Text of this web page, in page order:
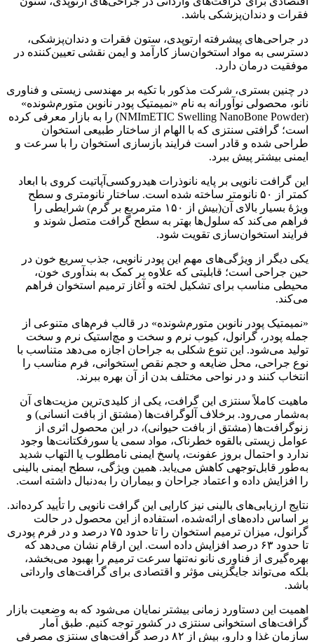
فقرات و دندان‌پزشکی باشد.
در جراحی‌های پیشرفته ارتوپدی، ستون فقرات و دندان‌پزشکی،
دسترسی به مواد استخوان‌ساز کارآمد و ایمن نقشی تعیین‌کننده در
موفقیت درمان دارد.
در چنین بستری، شرکت مذکور با تکیه بر مهندسی زیستی و فناوری
نانو، محصولی نوآورانه به نام «نمیمتیک پودر نانوبن متورم‌شونده»
(NMImETIC Swelling NanoBone Powder) را به بازار معرفی کرده
است؛ گرافتی سنتزی که با الهام از ساختار طبیعی استخوان
طراحی شده و قادر است فرایند بازسازی استخوان را با سرعت و
ایمنی بیشتر پیش ببرد.
این گرافت نانویی بر پایه نانوذرات هیدروکسی‌آپاتیت کروی با ابعاد
کمتر از ۵۰ نانومتر ساخته شده است. ساختار نانومتری و سطح
ویژۀ بسیار بالای آن(بیش از ۱۵۰ مترمربع بر گرم) شرایطی را
فراهم می‌کند که سلول‌ها بهتر به سطح گرافت متصل شوند و
فرایند استخوان‌سازی تقویت شود.
یکی دیگر از ویژگی‌های مهم این پودر نانویی، جذب سریع خون در
حین جراحی است؛ قابلیتی که علاوه بر کمک به بندآوری خون،
محیطی مناسب برای تشکیل لخته و آغاز ترمیم استخوان فراهم
می‌کند.
«نمیمتیک پودر نانوبن متورم‌شونده» در قالب فرم‌های متنوعی از
جمله پودر، گرانول، کیوب نرم و سخت و مچ‌استیک نرم و سخت
تولید می‌شود. این تنوع شکلی به جراحان اجازه می‌دهد متناسب با
نوع جراحی، محل ضایعه و حجم نقص استخوانی، فرم مناسب را
انتخاب کنند و در نواحی مختلف بدن از آن بهره ببرند.
ماهیت کاملاً سنتزی این گرافت، یکی از کلیدی‌ترین مزیت‌های آن
به‌شمار می‌رود. برخلاف آلوگرافت‌ها (مشتق از بافت انسانی) و
زنوگرافت‌ها (مشتق از بافت حیوانی)، در این محصول اثری از
عوامل زیستی بالقوه خطرناک، مواد سمی یا سورفکتانت‌ها وجود
ندارد و احتمال بروز عفونت، پاسخ ایمنی نامطلوب یا التهاب شدید
به‌طور قابل‌توجهی کاهش می‌یابد. همین ویژگی، سطح ایمنی بالینی
را افزایش داده و اعتماد جراحان و بیماران را به‌دنبال داشته است.
نتایج ارزیابی‌های بالینی نیز کارایی این گرافت نانویی را تأیید کرده‌اند.
بر اساس داده‌های ارائه‌شده، استفاده از این محصول در حالت
گرانول، میزان ترمیم استخوان را تا حدود ۷۵ درصد و در فرم پودری
تا حدود ۶۳ درصد افزایش داده است. این ارقام نشان می‌دهد که
بهره‌گیری از فناوری نانو نه‌تنها سرعت ترمیم را بهبود می‌بخشد،
بلکه می‌تواند جایگزینی مؤثر و اقتصادی برای گرافت‌های وارداتی
باشد.
اهمیت این دستاورد زمانی بیشتر نمایان می‌شود که به وضعیت بازار
گرافت‌های استخوانی سنتزی در کشور توجه کنیم. طبق آمار
سازمان غذا و دارو، بیش از ۸۲ درصد گرافت‌های سنتزی مصرفی